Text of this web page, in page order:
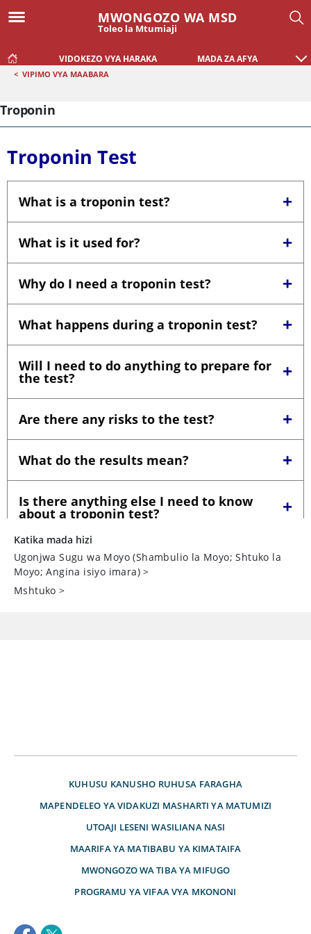
MWONGOZO WA MSD
Toleo la Mtumiaji
VIDOKEZO VYA HARAKA MADA ZA AFYA
< VIPIMO VYA MAABARA
Troponin
Katika mada hizi
Ugonjwa Sugu wa Moyo (Shambulio la Moyo; Shtuko la
Moyo; Angina isiyo imara) >
Mshtuko >
KUHUSU KANUSHO RUHUSA FARAGHA
MAPENDELEO YA VIDAKUZI MASHARTI YA MATUMIZI
UTOAJI LESENI WASILIANA NASI
MAARIFA YA MATIBABU YA KIMATAIFA
MWONGOZO WA TIBA YA MIFUGO
PROGRAMU YA VIFAA VYA MKONONI